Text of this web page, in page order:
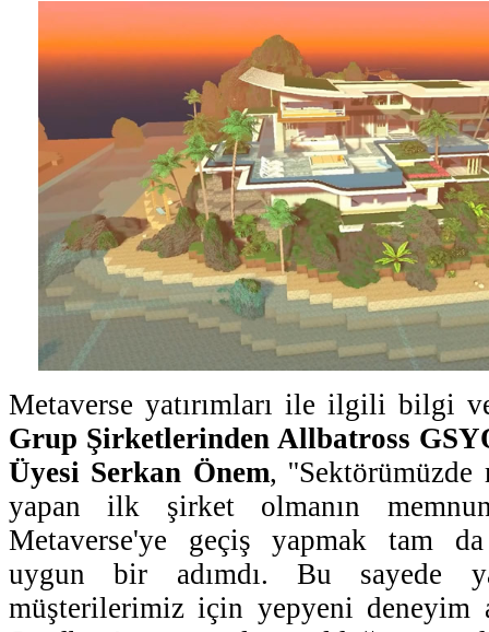
Metaverse yatırımları ile ilgili bilgi
Grup Şirketlerinden Allbatross
Üyesi Serkan Önem, ''Sektörümüzde
yapan ilk şirket olmanın
Metaverse'ye geçiş yapmak tam
uygun bir adımdı. Bu sayede
müşterilerimiz için yepyeni deneyim